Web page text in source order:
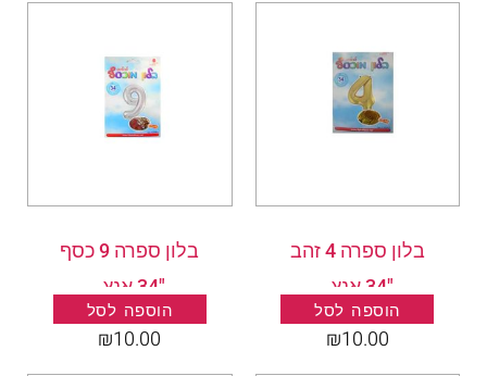
בלון ספרה 4 זהב
"34 אנץ .
הוספה לסל
₪10.00
בלון ספרה 9 כסף
"34 אנץ .
הוספה לסל
₪10.00